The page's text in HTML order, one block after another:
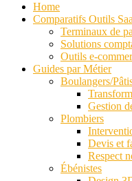
Home
Comparatifs Outils
Terminaux de
Solutions
Outils e-
Guides par Métier
Boulangers/
Gestion
Plombiers
Devis et
Respect
Ébénistes